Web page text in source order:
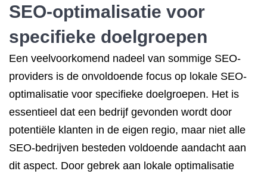
SEO-optimalisatie voor
specifieke doelgroepen
Een veelvoorkomend nadeel van sommige SEO-
providers is de onvoldoende focus op lokale SEO-
optimalisatie voor specifieke doelgroepen. Het is
essentieel dat een bedrijf gevonden wordt door
potentiële klanten in de eigen regio, maar niet alle
SEO-bedrijven besteden voldoende aandacht aan
dit aspect. Door gebrek aan lokale optimalisatie